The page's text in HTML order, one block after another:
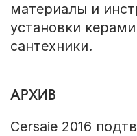
материалы и
установки
сантехники.
АРХИВ
Cersaie 2016